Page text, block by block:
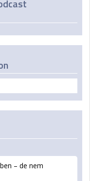
– de nem